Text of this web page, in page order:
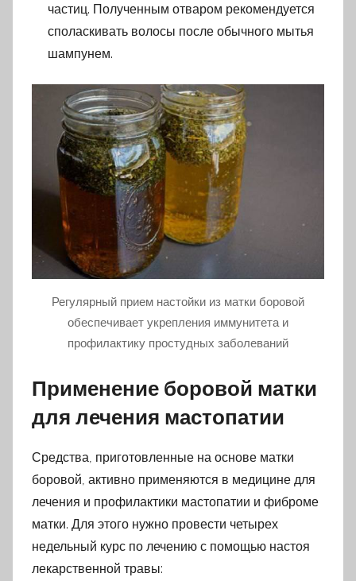
частиц. Полученным отваром рекомендуется
споласкивать волосы после обычного мытья
шампунем.
Регулярный прием настойки из матки боровой
обеспечивает укрепления иммунитета и
профилактику простудных заболеваний
Применение боровой матки
для лечения мастопатии
Средства, приготовленные на основе матки
боровой, активно применяются в медицине для
лечения и профилактики мастопатии и фиброме
матки. Для этого нужно провести четырех
недельный курс по лечению с помощью настоя
лекарственной травы: